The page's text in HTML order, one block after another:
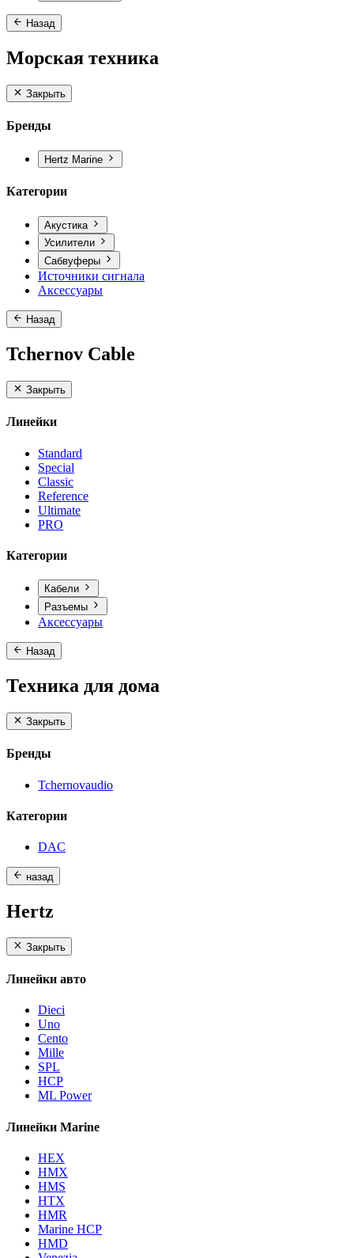
Назад
Морская техника
Закрыть
Бренды
Hertz Marine
Категории
Акустика
Усилители
Сабвуферы
Источники сигнала
Аксессуары
Назад
Tchernov Cable
Закрыть
Линейки
Standard
Special
Classic
Reference
Ultimate
PRO
Категории
Кабели
Разъемы
Аксессуары
Назад
Техника для дома
Закрыть
Бренды
Tchernovaudio
Категории
DAC
назад
Hertz
Закрыть
Линейки авто
Dieci
Uno
Cento
Mille
SPL
HCP
ML Power
Линейки Marine
HEX
HMX
HMS
HTX
HMR
Marine HCP
HMD